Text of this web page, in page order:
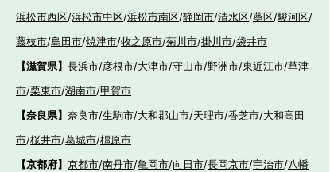
浜松市西区/浜松市中区/浜松市南区/静岡市/清水区/葵区/駿河区/
藤枝市/島田市/焼津市/牧之原市/菊川市/掛川市/袋井市
【滋賀県】 長浜市/彦根市/大津市/守山市/野洲市/東近江市/草津
市/栗東市/湖南市/甲賀市
【奈良県】 奈良市/生駒市/大和郡山市/天理市/香芝市/大和高田
市/桜井市/葛城市/橿原市
【京都府】 京都市/南丹市/亀岡市/向日市/長岡京市/宇治市/八幡